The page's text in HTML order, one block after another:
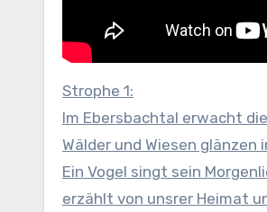
Strophe 1:
Im Ebersbachtal erwacht
Wälder und Wiesen glänzen
Ein Vogel singt sein
erzählt von unsrer Heimat